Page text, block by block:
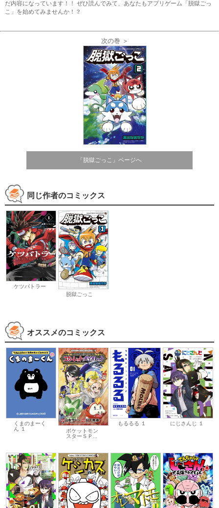
だ内容になっています！！ ぜひ読んでみて、あなたもアプリゲーム「脱獄ごっ
こ」を始めてみませんか！？
次の巻 ＞
「脱獄ごっこ」ページへ
同じ作者のコミックス
ケツバトラー
脱獄ごっこ
オススメのコミックス
くまのまーく
ん １
ポケットモン
スターＳＰ...
もるるる １ にじさんじ １